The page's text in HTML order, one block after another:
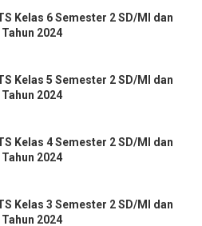
Kelas 6 Semester 2 SD/MI dan
2024
Kelas 5 Semester 2 SD/MI dan
2024
Kelas 4 Semester 2 SD/MI dan
2024
Kelas 3 Semester 2 SD/MI dan
2024